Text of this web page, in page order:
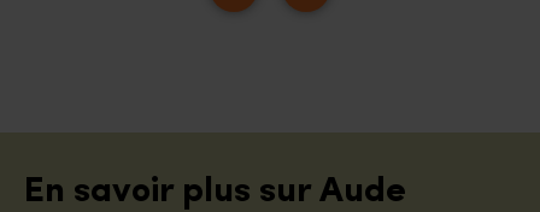
En savoir plus sur Aude